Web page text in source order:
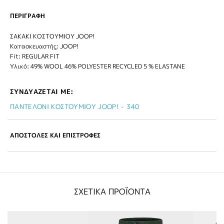
ΠΕΡΙΓΡΑΦΗ
ΣΑΚΑΚΙ ΚΟΣΤΟΥΜΙΟΥ JOOP!
Κατασκευαστής: JOOP!
Fit: REGULAR FIT
Υλικό: 49% WOOL 46% POLYESTER RECYCLED 5 % ELASTANE
ΣΥΝΔΥΑΖΕΤΑΙ ΜΕ:
ΠΑΝΤΕΛΟΝΙ ΚΟΣΤΟΥΜΙΟΥ JOOP! - 340
ΑΠΟΣΤΟΛΕΣ ΚΑΙ ΕΠΙΣΤΡΟΦΕΣ
ΣΧΕΤΙΚΑ ΠΡΟΪΟΝΤΑ